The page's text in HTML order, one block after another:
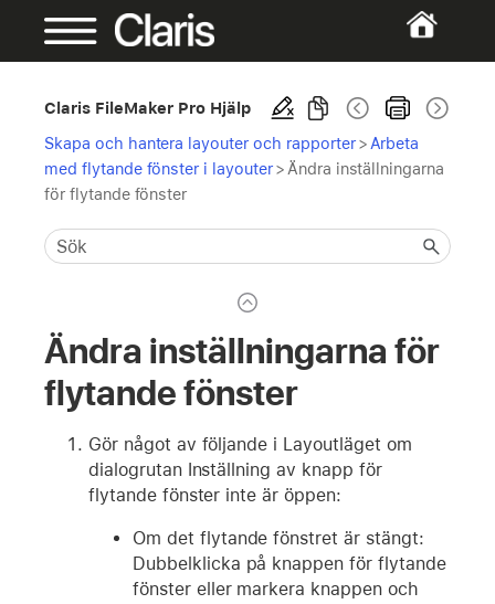
Claris FileMaker Pro Hjälp
Skapa och hantera layouter och rapporter > Arbeta
med flytande fönster i layouter> Ändra inställningarna
för flytande fönster
Ändra inställningarna för
flytande fönster
Gör något av följande i Layoutläget om
dialogrutan Inställning av knapp för
flytande fönster inte är öppen:
Om det flytande fönstret är stängt:
Dubbelklicka på knappen för flytande
fönster eller markera knappen och